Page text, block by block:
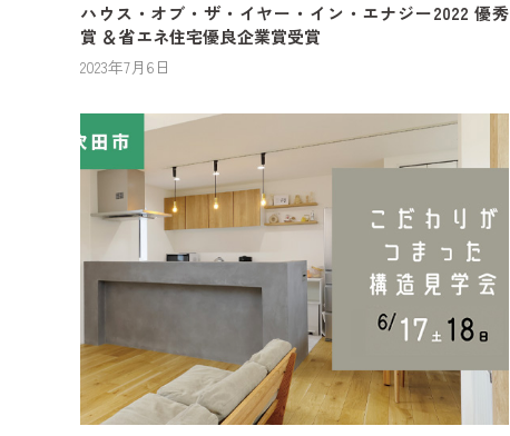
ハウス・オブ・ザ・イヤー・イン・エナジー2022 優秀
賞 ＆省エネ住宅優良企業賞受賞
2023年7月6日